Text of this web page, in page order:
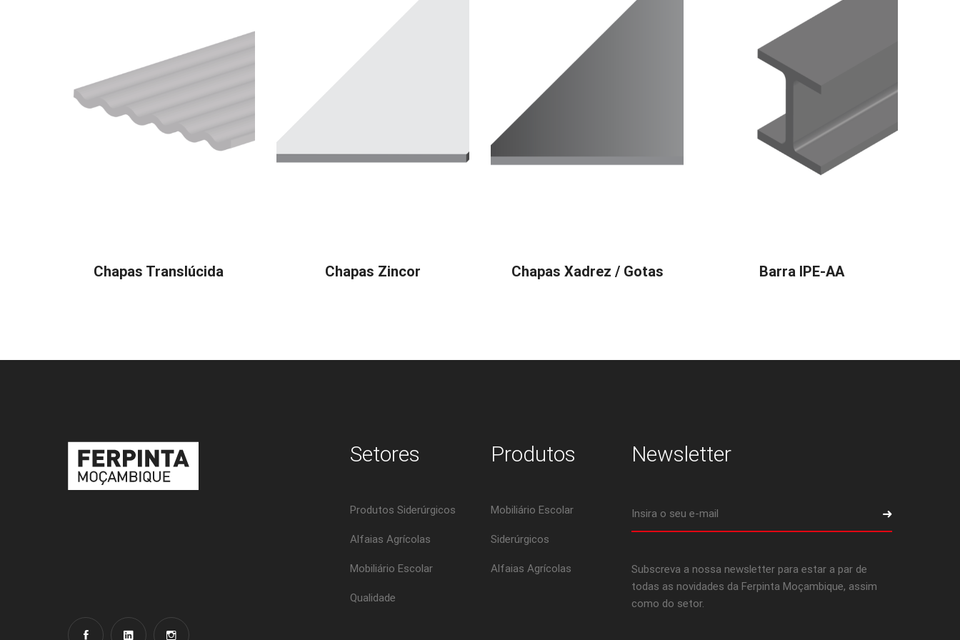
Chapas Translúcida Chapas Zincor Chapas Xadrez / Gotas Barra IPE-AA
Setores
Produtos Siderúrgicos
Alfaias Agrícolas
Mobiliário Escolar
Qualidade
Produtos
Mobiliário Escolar
Siderúrgicos
Alfaias Agrícolas
Newsletter
Subscreva a nossa newsletter para estar a par de
todas as novidades da Ferpinta Moçambique, assim
como do setor.